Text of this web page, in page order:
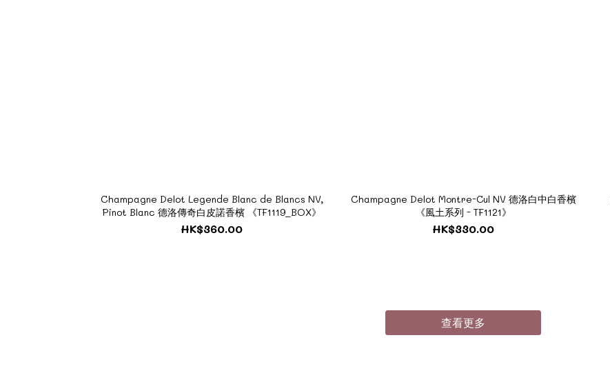
Champagne Delot Legende Blanc de Blancs NV,
Pinot Blanc 德洛傳奇白皮諾香檳 《TF1119_BOX》
HK$360.00
Champagne Delot Montre-Cul NV 德洛白中白香檳
《風土系列 - TF1121》
HK$330.00
查看更多